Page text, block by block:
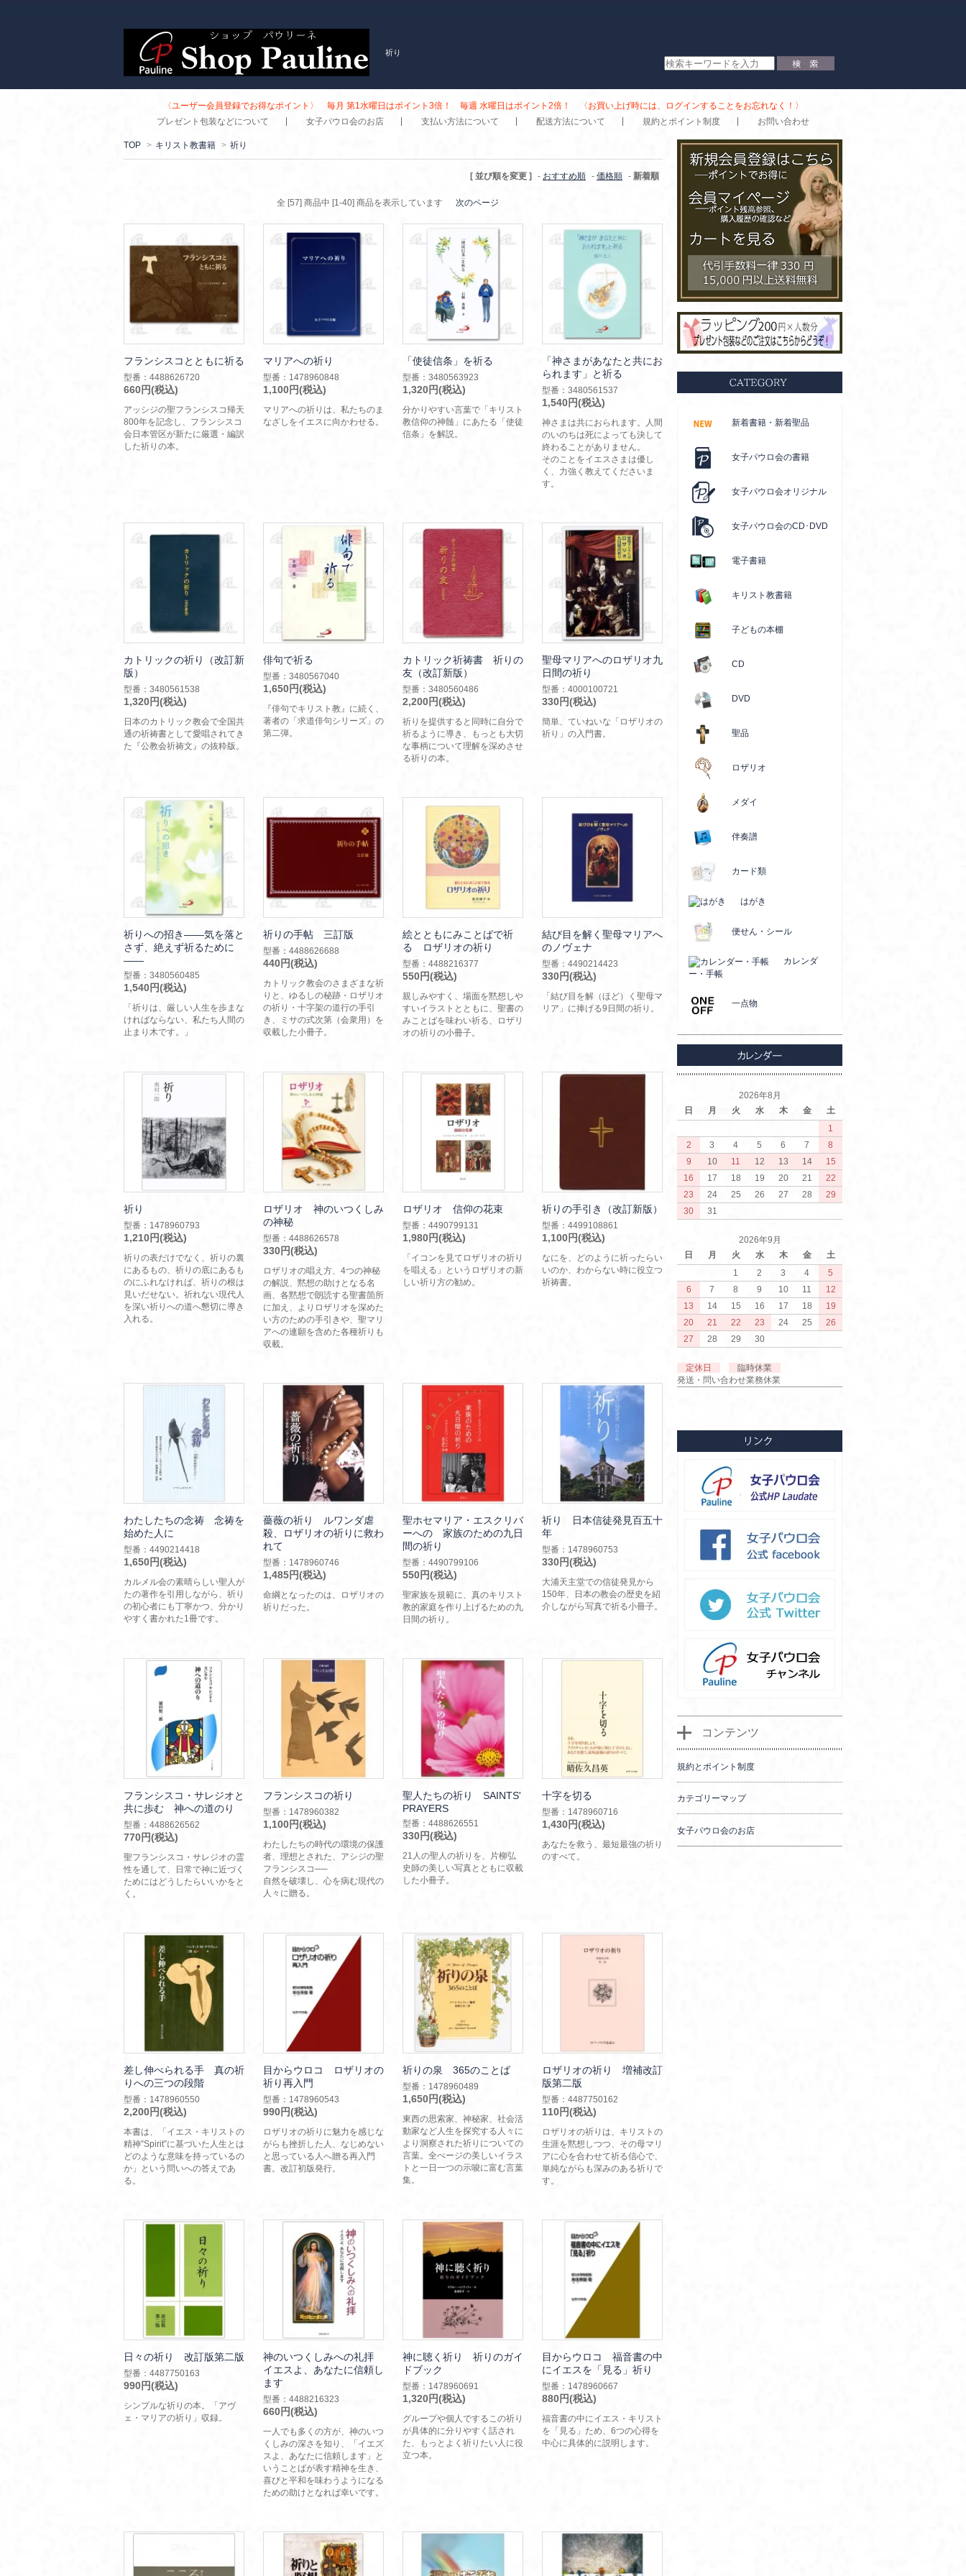
祈り
〈ユーザー会員登録でお得なポイント〉 毎月 第1水曜日はポイント3倍！ 毎週 水曜日はポイント2倍！ 〈お買い上げ時には、ログインすることをお忘れなく！〉
プレゼント包装などについて
女子パウロ会のお店 支払い方法について 配送方法について 規約とポイント制度 お問い合わせ
TOP > キリスト教書籍 > 祈り
[ 並び順を変更 ] - おすすめ順 - 価格順 - 新着順
全 [57] 商品中 [1-40] 商品を表示しています 次のページ
フランシスコとともに祈る
型番：4488626720
660円(税込)
アッシジの聖フランシスコ帰天
800年を記念し、フランシスコ
会日本管区が新たに厳選・編訳
した祈りの本。
マリアへの祈り
型番：1478960848
1,100円(税込)
マリアへの祈りは、私たちのま
なざしをイエスに向かわせる。
「使徒信条」を祈る
型番：3480563923
1,320円(税込)
分かりやすい言葉で「キリスト
教信仰の神髄」にあたる「使徒
信条」を解説。
「神さまがあなたと共にお
られます」と祈る
型番：3480561537
1,540円(税込)
神さまは共におられます。人間
のいのちは死によっても決して
終わることがありません。
そのことをイエスさまは優し
く、力強く教えてくださいま
す。
カトリックの祈り（改訂新
版）
型番：3480561538
1,320円(税込)
日本のカトリック教会で全国共
通の祈祷書として愛唱されてき
た『公教会祈祷文』の抜粋版。
俳句で祈る
型番：3480567040
1,650円(税込)
『俳句でキリスト教』に続く、
著者の「求道俳句シリーズ」の
第二弾。
カトリック祈祷書 祈りの
友（改訂新版）
型番：3480560486
2,200円(税込)
祈りを提供すると同時に自分で
祈るように導き、もっとも大切
な事柄について理解を深めさせ
る祈りの本。
聖母マリアへのロザリオ九
日間の祈り
型番：4000100721
330円(税込)
簡単、ていねいな「ロザリオの
祈り」の入門書。
祈りへの招き――気を落と
さず、絶えず祈るために
――
型番：3480560485
1,540円(税込)
「祈りは、厳しい人生を歩まな
ければならない、私たち人間の
止まり木です。」
祈りの手帖 三訂版
型番：4488626688
440円(税込)
カトリック教会のさまざまな祈
りと、ゆるしの秘跡・ロザリオ
の祈り・十字架の道行の手引
き、ミサの式次第（会衆用）を
収載した小冊子。
絵とともにみことばで祈
る ロザリオの祈り
型番：4488216377
550円(税込)
親しみやすく、場面を黙想しや
すいイラストとともに、聖書の
みことばを味わい祈る、ロザリ
オの祈りの小冊子。
結び目を解く聖母マリアへ
のノヴェナ
型番：4490214423
330円(税込)
「結び目を解（ほど）く聖母マ
リア」に捧げる9日間の祈り。
祈り
型番：1478960793
1,210円(税込)
祈りの表だけでなく、祈りの裏
にあるもの、祈りの底にあるも
のにふれなければ、祈りの根は
見いだせない。祈れない現代人
を深い祈りへの道へ懇切に導き
入れる。
ロザリオ 神のいつくしみ
の神秘
型番：4488626578
330円(税込)
ロザリオの唱え方、4つの神秘
の解説、黙想の助けとなる名
画、各黙想で朗読する聖書箇所
に加え、よりロザリオを深めた
い方のための手引きや、聖マリ
アへの連願を含めた各種祈りも
収載。
ロザリオ 信仰の花束
型番：4490799131
1,980円(税込)
「イコンを見てロザリオの祈り
を唱える」というロザリオの新
しい祈り方の勧め。
祈りの手引き（改訂新版）
型番：4499108861
1,100円(税込)
なにを、どのように祈ったらい
いのか、わからない時に役立つ
祈祷書。
わたしたちの念祷 念祷を
始めた人に
型番：4490214418
1,650円(税込)
カルメル会の素晴らしい聖人が
たの著作を引用しながら、祈り
の初心者にも丁寧かつ、分かり
やすく書かれた1冊です。
薔薇の祈り ルワンダ虐
殺、ロザリオの祈りに救わ
れて
型番：1478960746
1,485円(税込)
命綱となったのは、ロザリオの
祈りだった。
聖ホセマリア・エスクリバ
ーへの 家族のための九日
間の祈り
型番：4490799106
550円(税込)
聖家族を規範に、真のキリスト
教的家庭を作り上げるための九
日間の祈り。
祈り 日本信徒発見百五十
年
型番：1478960753
330円(税込)
大浦天主堂での信徒発見から
150年、日本の教会の歴史を紹
介しながら写真で祈る小冊子。
フランシスコ・サレジオと
共に歩む 神への道のり
型番：4488626562
770円(税込)
聖フランシスコ・サレジオの霊
性を通して、日常で神に近づく
ためにはどうしたらいいかをと
く。
フランシスコの祈り
型番：1478960382
1,100円(税込)
わたしたちの時代の環境の保護
者、理想とされた、アシジの聖
フランシスコ──
自然を破壊し、心を病む現代の
人々に贈る。
聖人たちの祈り SAINTS'
PRAYERS
型番：4488626551
330円(税込)
21人の聖人の祈りを、片柳弘
史師の美しい写真とともに収載
した小冊子。
十字を切る
型番：1478960716
1,430円(税込)
あなたを救う、最短最強の祈り
のすべて。
差し伸べられる手 真の祈
りへの三つの段階
型番：1478960550
2,200円(税込)
本書は、「イエス・キリストの
精神”Spirit”に基づいた人生とは
どのような意味を持っているの
か」という問いへの答えであ
る。
目からウロコ ロザリオの
祈り再入門
型番：1478960543
990円(税込)
ロザリオの祈りに魅力を感じな
がらも挫折した人、なじめない
と思っている人へ贈る再入門
書。改訂初版発行。
祈りの泉 365のことば
型番：1478960489
1,650円(税込)
東西の思索家、神秘家、社会活
動家など人生を探究する人々に
より洞察された祈りについての
言葉。全ぺージの美しいイラス
トと一日一つの示唆に富む言葉
集。
ロザリオの祈り 増補改訂
版第二版
型番：4487750162
110円(税込)
ロザリオの祈りは、キリストの
生涯を黙想しつつ、その母マリ
アに心を合わせて祈る信心で、
単純ながらも深みのある祈りで
す。
日々の祈り 改訂版第二版
型番：4487750163
990円(税込)
シンプルな祈りの本。「アヴ
ェ・マリアの祈り」収録。
神のいつくしみへの礼拝
イエスよ、あなたに信頼し
ます
型番：4488216323
660円(税込)
一人でも多くの方が、神のいつ
くしみの深さを知り、「イエズ
スよ、あなたに信頼します」と
いうことばが表す精神を生き、
喜びと平和を味わうようになる
ための助けとなれば幸いです。
神に聴く祈り 祈りのガイ
ドブック
型番：1478960691
1,320円(税込)
グループや個人でするこの祈り
が具体的に分りやすく話され
た、もっとよく祈りたい人に役
立つ本。
目からウロコ 福音書の中
にイエスを「見る」祈り
型番：1478960667
880円(税込)
福音書の中にイエス・キリスト
を「見る」ため、6つの心得を
中心に具体的に説明します。
新着書籍・新着聖品
女子パウロ会の書籍
女子パウロ会オリジナル
女子パウロ会のCD･DVD
電子書籍
キリスト教書籍
子どもの本棚
CD
DVD
聖品
ロザリオ
メダイ
伴奏譜
カード類
はがき
便せん・シール
カレンダ
ー・手帳
一点物
2026年8月
日
月 火 水 木 金
土
1
2
3 4 5 6 7
8
9
10 11 12 13 14
15
16
17 18 19 20 21
22
23
24 25 26 27 28
29
30
31
2026年9月
日
月 火 水 木 金
土
1
2 3 4
5
6
7 8 9 10 11
12
13
14 15 16 17 18
19
20
21 22 23 24 25
26
27
28 29 30
定休日
臨時休業
発送・問い合わせ業務休業
コンテンツ
規約とポイント制度
カテゴリーマップ
女子パウロ会のお店